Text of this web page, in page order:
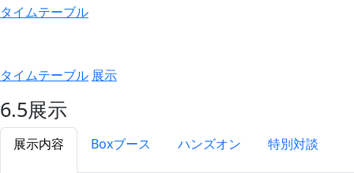
タイムテーブル
タイムテーブル 展示
6.5展示
展示内容 Boxブース ハンズオン 特別対談